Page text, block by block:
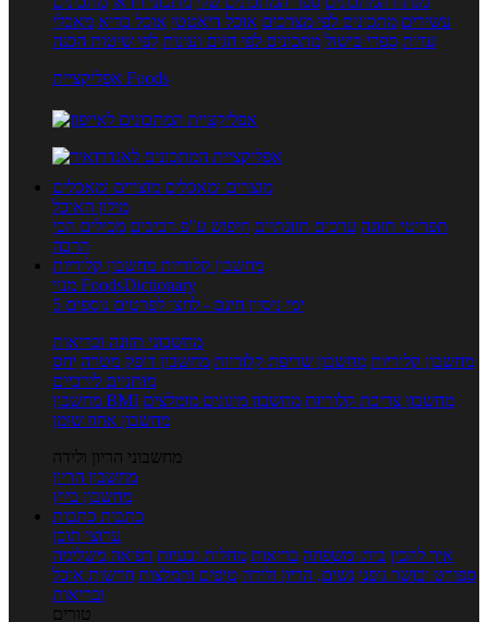
עשירים מתכונים לפי מצרכים אוכל דיאטטי אוכל בריא מאכלי
עדות ספרי בישול מתכונים לפי חגים ועונות לפי שיטות הכנה
אפליקציית Foods
מוצרים ומאכלים מוצרים ומאכלים
מילון האוכל
תפריטי תזונה ערכים תזונתיים חיפוש ע"פ רכיבים מכילים הכי
הרבה
מחשבון קלוריות מחשבון קלוריות
מנוי FoodsDictionary
5 ימי ניסיון חינם - לחצו לפרטים נוספים
מחשבוני תזונה ובריאות
מחשבון קלוריות מחשבון שריפת קלוריות מחשבון דופק מטרה יחס
מותניים לירכיים
מחשבון BMI
מחשבון צריכת קלוריות מחשבון מינונים מומלצים
מחשבון אחוז שומן
מחשבוני הריון ולידה
מחשבון הריון
מחשבון ביוץ
כתבות כתבות
ערוצי תוכן
איך להכין בית ומשפחה בריאות מחלות ובעיות רפואה משלימה
ספורט וכושר גופני נשים, הריון ולידה טיפים והמלצות חדשות אוכל
ובריאות
טורים